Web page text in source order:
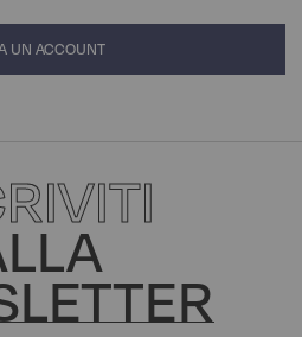
UN ACCOUNT